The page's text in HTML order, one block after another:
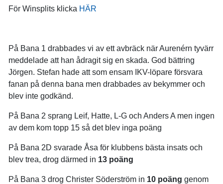
För Winsplits klicka HÄR
På Bana 1 drabbades vi av ett avbräck när Aurenérn tyvärr
meddelade att han ådragit sig en skada. God bättring
Jörgen. Stefan hade att som ensam IKV-löpare försvara
fanan på denna bana men drabbades av bekymmer och
blev inte godkänd.
På Bana 2 sprang Leif, Hatte, L-G och Anders A men ingen
av dem kom topp 15 så det blev inga poäng
På Bana 2D svarade Åsa för klubbens bästa insats och
blev trea, drog därmed in 13 poäng
På Bana 3 drog Christer Söderström in 10 poäng genom